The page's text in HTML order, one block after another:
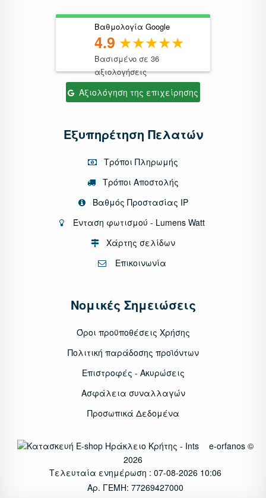
Βαθμολογία Google
4.9
Βασισμένο σε 36
αξιολογήσεις
Αξιολόγηση της επιχείρησης
Εξυπηρέτηση Πελατών
Τρόποι Πληρωμής
Τρόποι Αποστολής
Βαθμός Προστασίας IP
Ένταση φωτισμού - Lumens Watt
Χάρτης σελίδων
Επικοινωνία
Νομικές Σημειώσεις
Όροι προϋποθέσεις Χρήσης
Πολιτική παράδοσης προϊόντων
Επιστροφές - Ακυρώσεις
Ασφάλεια συναλλαγών
Προσωπικά Δεδομένα
e-orfanos ©
2026
Τελευταία ενημέρωση : 07-08-2026 10:06
Αρ. ΓΕΜΗ: 77269427000